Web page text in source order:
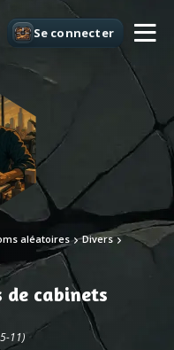
Se connecter
aléatoires Divers
de cabinets
11)